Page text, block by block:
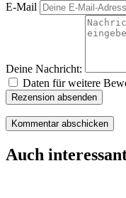
E-Mail
Deine Nachricht:
Daten für weitere
Rezension absenden
Auch